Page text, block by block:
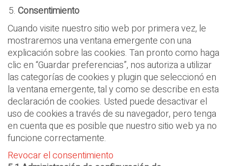
Consentimiento
Cuando visite nuestro sitio web por primera vez, le
mostraremos una ventana emergente con una
explicación sobre las cookies. Tan pronto como haga
clic en “Guardar preferencias”, nos autoriza a utilizar
las categorías de cookies y plugin que seleccionó en
la ventana emergente, tal y como se describe en esta
declaración de cookies. Usted puede desactivar el
uso de cookies a través de su navegador, pero tenga
en cuenta que es posible que nuestro sitio web ya no
funcione correctamente.
Revocar el consentimiento